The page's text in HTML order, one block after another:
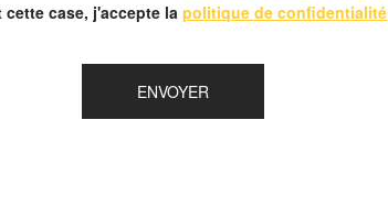
cette case, j'accepte lapolitique de confidentialité